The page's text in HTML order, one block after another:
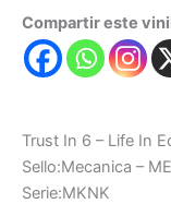
Compartir este
Trust In 6 – Life In
Sello:Mecanica –
Serie:MKNK